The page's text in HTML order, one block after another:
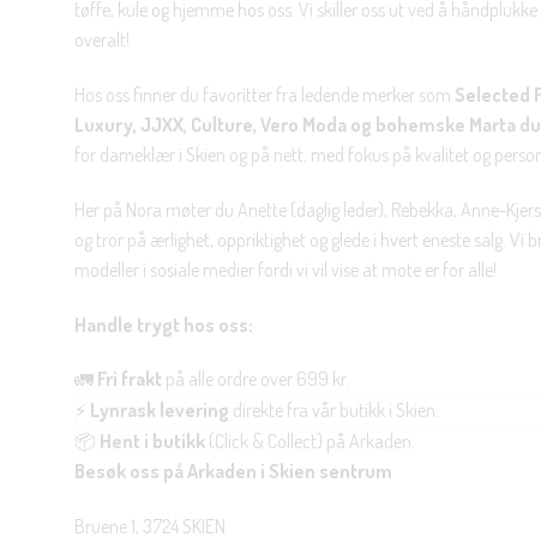
tøffe, kule og hjemme hos oss. Vi skiller oss ut ved å
overalt!
Hos oss finner du favoritter fra ledende merker som Selected
Luxury, JJXX, Culture, Vero Moda og bohemske Marta
for dameklær i Skien og på nett, med fokus på kvalitet og
Her på Nora møter du Anette (daglig leder), Rebekka, Anne-
og tror på ærlighet, oppriktighet og glede i hvert eneste salg. Vi
modeller i sosiale medier fordi vi vil vise at mote er for alle!
Handle trygt hos oss:
🚛 Fri frakt på alle ordre over 699 kr.
⚡ Lynrask levering direkte fra vår butikk i Skien.
📦 Hent i butikk (Click & Collect) på Arkaden.
Besøk oss på Arkaden i Skien sentrum
Bruene 1, 3724 SKIEN